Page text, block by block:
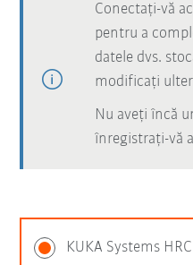
Conectați-vă
pentru a
datele dvs.
modificați
Nu aveți încă
înregistrați-vă
KUKA Systems HRC